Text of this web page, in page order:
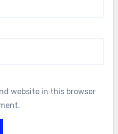
website in this browser